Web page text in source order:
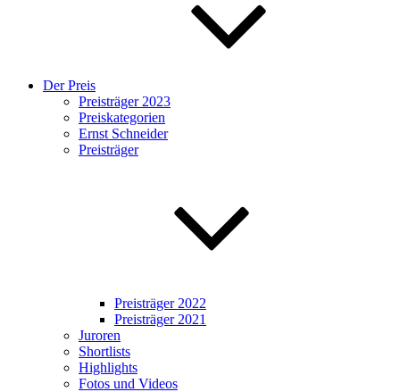
Der Preis
Preisträger 2023
Preiskategorien
Ernst Schneider
Preisträger
Preisträger 2022
Preisträger 2021
Juroren
Shortlists
Highlights
Fotos und Videos